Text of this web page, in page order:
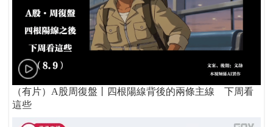
（有片）A股周復盤丨四根陽線背後的兩條主線 下周看
這些